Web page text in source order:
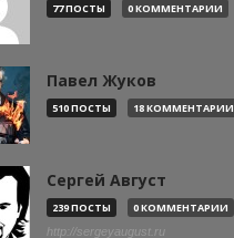
77 ПОСТЫ 0 КОММЕНТАРИИ
Павел Жуков
510 ПОСТЫ 18 КОММЕНТАРИИ
Сергей Август
239 ПОСТЫ 0 КОММЕНТАРИИ
http://sergeyaugust.ru